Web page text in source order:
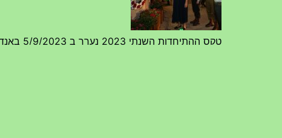
מפגש דורות גדוד 50 – 12/9/2023 – הרשמה